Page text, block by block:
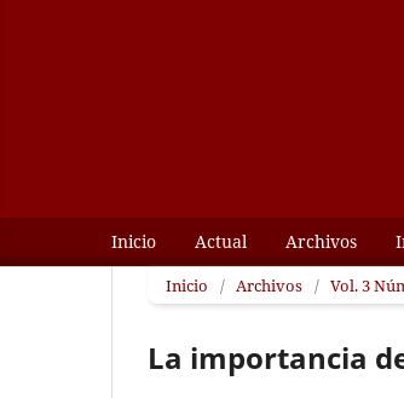
Inicio Actual Archivos
Inicio / Archivos / Vol. 3
La importancia